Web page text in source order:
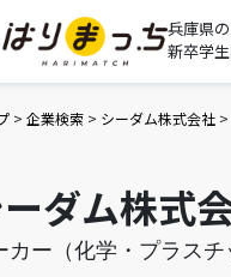
兵庫県の
新卒学
> 企業検索 > シーダム株式会社 >
ダム株式
カー（化学・プラスチ